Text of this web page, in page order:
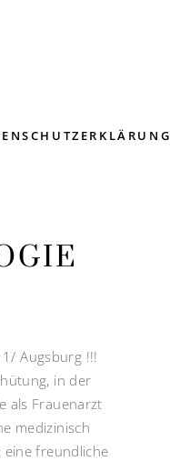
Augsburg !!!
in der
als Frauenarzt
medizinisch
freundliche